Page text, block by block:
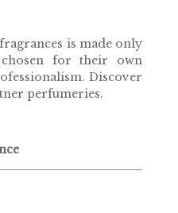
is made only
for their own
Discover
perfumeries.